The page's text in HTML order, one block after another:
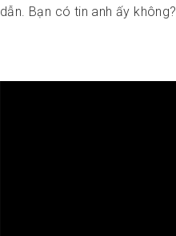
dẫn. Bạn có tin anh ấy không?